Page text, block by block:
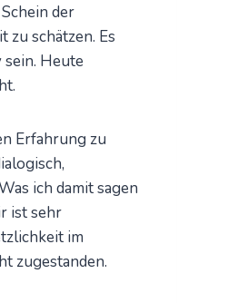
der
zu schätzen. Es
Heute
Erfahrung zu
ich damit sagen
ist sehr
im
zugestanden.